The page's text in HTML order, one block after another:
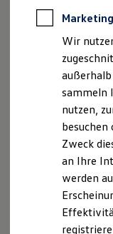
Anpfiff
ID.
Reichweite
Laden
Batterie
Marketing
Wir
sammeln
nutzen,
besuchen
Zweck
an Ihre
werden